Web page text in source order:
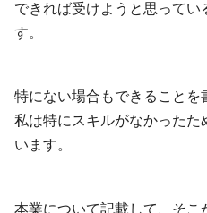
できれば受けようと思って
す。
特にない場合もできることを
私は特にスキルがなかったた
います。
本業について記載して、そこ